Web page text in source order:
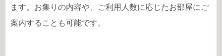
ます。お集りの内容や、ご利用人数に応じたお部屋にご
案内することも可能です。